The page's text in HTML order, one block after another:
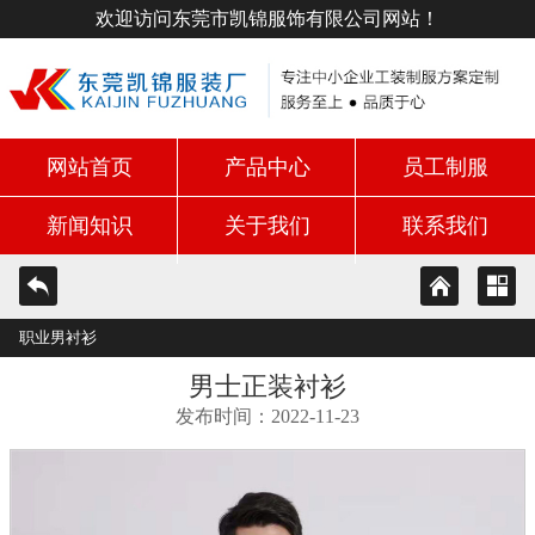
欢迎访问东莞市凯锦服饰有限公司网站！
网站首页 产品中心 员工制服
新闻知识 关于我们 联系我们
职业男衬衫
男士正装衬衫
发布时间：2022-11-23